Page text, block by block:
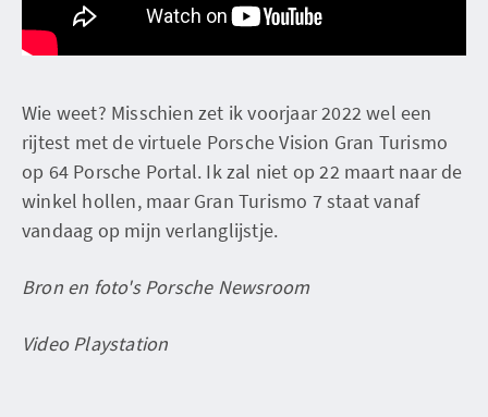
Wie weet? Misschien zet ik voorjaar 2022 wel een
rijtest met de virtuele Porsche Vision Gran Turismo
op 64 Porsche Portal. Ik zal niet op 22 maart naar de
winkel hollen, maar Gran Turismo 7 staat vanaf
vandaag op mijn verlanglijstje.
Bron en foto's Porsche Newsroom
Video Playstation